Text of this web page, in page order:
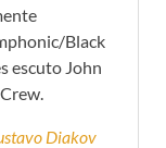
Black
escuto John
Diakov